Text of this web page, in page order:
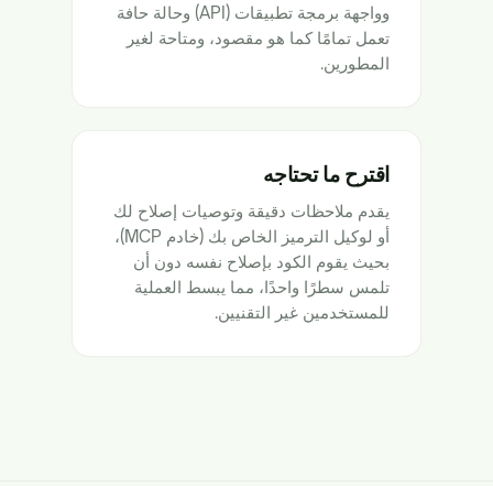
وواجهة برمجة تطبيقات (API) وحالة حافة
تعمل تمامًا كما هو مقصود، ومتاحة لغير
المطورين.
اقترح ما تحتاجه
يقدم ملاحظات دقيقة وتوصيات إصلاح لك
أو لوكيل الترميز الخاص بك (خادم MCP)،
بحيث يقوم الكود بإصلاح نفسه دون أن
تلمس سطرًا واحدًا، مما يبسط العملية
للمستخدمين غير التقنيين.